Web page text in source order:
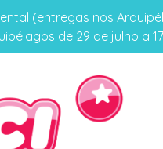
(entregas nos
de 29 de julho a